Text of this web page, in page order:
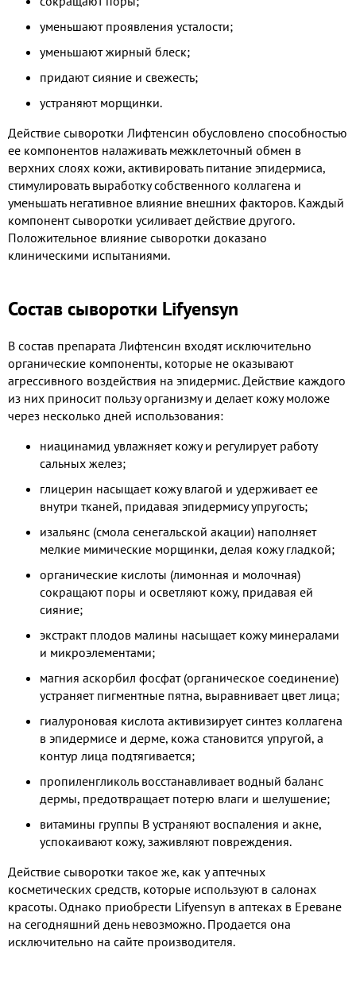
уменьшают проявления усталости;
уменьшают жирный блеск;
придают сияние и свежесть;
устраняют морщинки.
Действие сыворотки Лифтенсин обусловлено способностью
ее компонентов налаживать межклеточный обмен в
верхних слоях кожи, активировать питание эпидермиса,
стимулировать выработку собственного коллагена и
уменьшать негативное влияние внешних факторов. Каждый
компонент сыворотки усиливает действие другого.
Положительное влияние сыворотки доказано
клиническими испытаниями.
Состав сыворотки Lifyensyn
В состав препарата Лифтенсин входят исключительно
органические компоненты, которые не оказывают
агрессивного воздействия на эпидермис. Действие каждого
из них приносит пользу организму и делает кожу моложе
через несколько дней использования:
ниацинамид увлажняет кожу и регулирует работу
сальных желез;
глицерин насыщает кожу влагой и удерживает ее
внутри тканей, придавая эпидермису упругость;
изальянс (смола сенегальской акации) наполняет
мелкие мимические морщинки, делая кожу гладкой;
органические кислоты (лимонная и молочная)
сокращают поры и осветляют кожу, придавая ей
сияние;
экстракт плодов малины насыщает кожу минералами
и микроэлементами;
магния аскорбил фосфат (органическое соединение)
устраняет пигментные пятна, выравнивает цвет лица;
гиалуроновая кислота активизирует синтез коллагена
в эпидермисе и дерме, кожа становится упругой, а
контур лица подтягивается;
пропиленгликоль восстанавливает водный баланс
дермы, предотвращает потерю влаги и шелушение;
витамины группы В устраняют воспаления и акне,
успокаивают кожу, заживляют повреждения.
Действие сыворотки такое же, как у аптечных
косметических средств, которые используют в салонах
красоты. Однако приобрести Lifyensyn в аптеках в Ереване
на сегодняшний день невозможно. Продается она
исключительно на сайте производителя.